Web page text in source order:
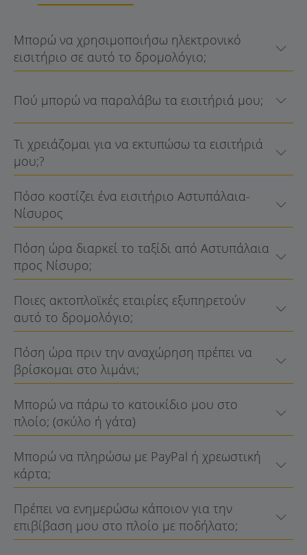
Μπορώ να χρησιμοποιήσω ηλεκτρονικό
εισιτήριο σε αυτό το δρομολόγιο;
Πού μπορώ να παραλάβω τα εισιτήριά μου;
Τι χρειάζομαι για να εκτυπώσω τα εισιτήριά
μου;?
Πόσο κοστίζει ένα εισιτήριο Αστυπάλαια-
Νίσυρος
Πόση ώρα διαρκεί το ταξίδι από Αστυπάλαια
προς Νίσυρο;
Ποιες ακτοπλοϊκές εταιρίες εξυπηρετούν
αυτό το δρομολόγιο;
Πόση ώρα πριν την αναχώρηση πρέπει να
βρίσκομαι στο λιμάνι;
Μπορώ να πάρω το κατοικίδιο μου στο
πλοίο; (σκύλο ή γάτα)
Μπορώ να πληρώσω με PayPal ή χρεωστική
κάρτα;
Πρέπει να ενημερώσω κάποιον για την
επιβίβαση μου στο πλοίο με ποδήλατο;